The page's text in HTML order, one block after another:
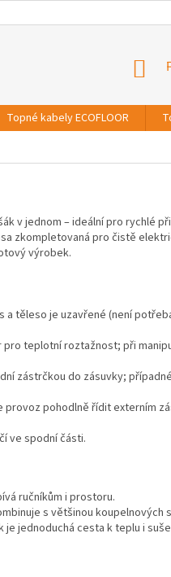
Topné kabely ECOFLOOR
v jednom – ideální pro rychlé
zkompletovaná pro čistě
výrobek.
těleso je uzavřené (není
teplotní roztažnost; při
zástrčkou do zásuvky;
pohodlně řídit externím
ve spodní části.
ručníkům i prostoru.
s většinou koupelnových
jednoduchá cesta k teplu i